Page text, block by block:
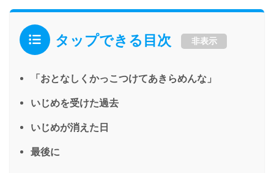
タップできる目次 非表示
「おとなしくかっこつけてあきらめんな」
いじめを受けた過去
いじめが消えた日
最後に